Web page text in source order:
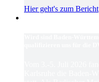
Hier geht's zum Bericht